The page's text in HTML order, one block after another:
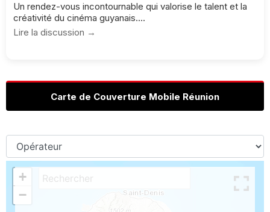
Un rendez-vous incontournable qui valorise le talent et la
créativité du cinéma guyanais....
Lire la discussion →
Carte de Couverture Mobile Réunion